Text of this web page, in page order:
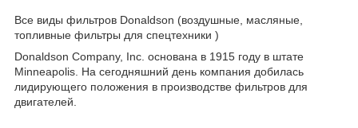
Все виды фильтров Donaldson (воздушные, масляные,
топливные фильтры для спецтехники )
Donaldson Company, Inc. основана в 1915 году в штате
Minneapolis. На сегодняшний день компания добилась
лидирующего положения в производстве фильтров для
двигателей.